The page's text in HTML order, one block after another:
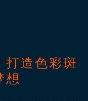
打造色彩斑
想